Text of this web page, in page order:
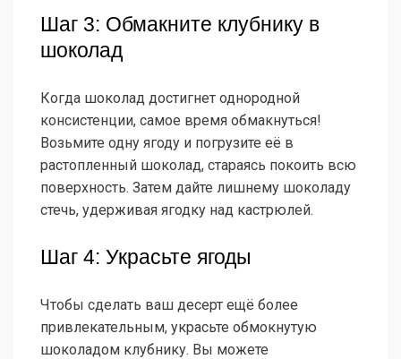
Шаг 3: Обмакните клубнику в
шоколад
Когда шоколад достигнет однородной
консистенции, самое время обмакнуться!
Возьмите одну ягоду и погрузите её в
растопленный шоколад, стараясь покоить всю
поверхность. Затем дайте лишнему шоколаду
стечь, удерживая ягодку над кастрюлей.
Шаг 4: Украсьте ягоды
Чтобы сделать ваш десерт ещё более
привлекательным, украсьте обмокнутую
шоколадом клубнику. Вы можете